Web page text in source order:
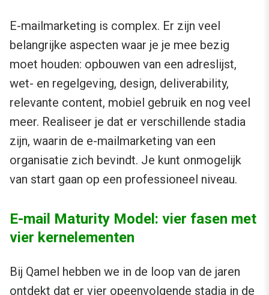
E-mailmarketing is complex. Er zijn veel
belangrijke aspecten waar je je mee bezig
moet houden: opbouwen van een adreslijst,
wet- en regelgeving, design, deliverability,
relevante content, mobiel gebruik en nog veel
meer. Realiseer je dat er verschillende stadia
zijn, waarin de e-mailmarketing van een
organisatie zich bevindt. Je kunt onmogelijk
van start gaan op een professioneel niveau.
E-mail Maturity Model: vier fasen met
vier kernelementen
Bij Qamel hebben we in de loop van de jaren
ontdekt dat er vier opeenvolgende stadia in de